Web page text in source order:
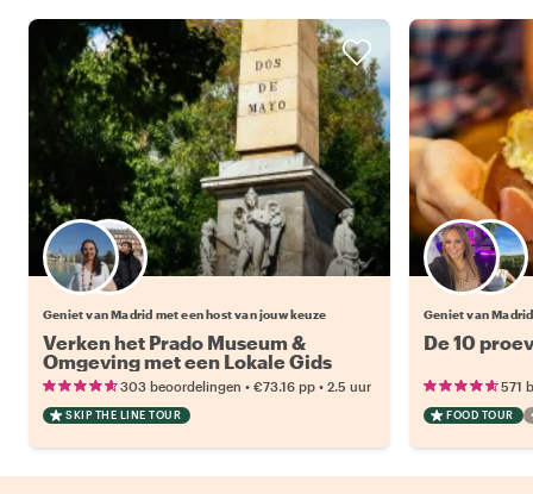
Kies jouw favoriete local
Geniet van Madrid met een host van jouw keuze
Verken het Prado Museum &
Omgeving met een Lokale Gids
303 beoordelingen • €73.16 pp • 2.5 uur
SKIP THE LINE TOUR
Geniet van
De 10
571
FOOD TOUR